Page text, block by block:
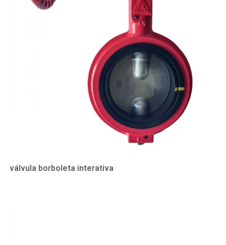
válvula borboleta interativa